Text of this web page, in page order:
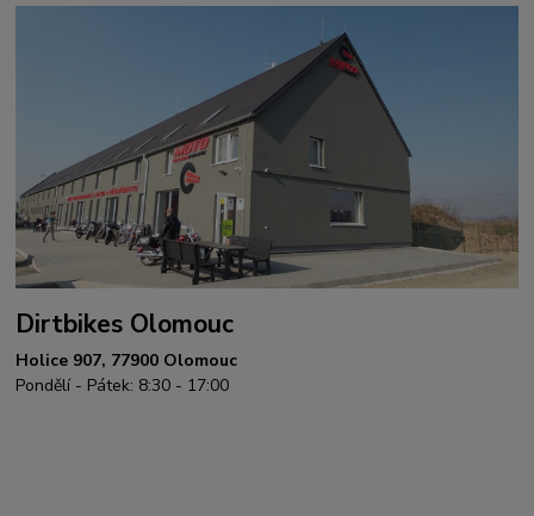
Dirtbikes Olomouc
Holice 907, 77900 Olomouc
Pondělí - Pátek: 8:30 - 17:00